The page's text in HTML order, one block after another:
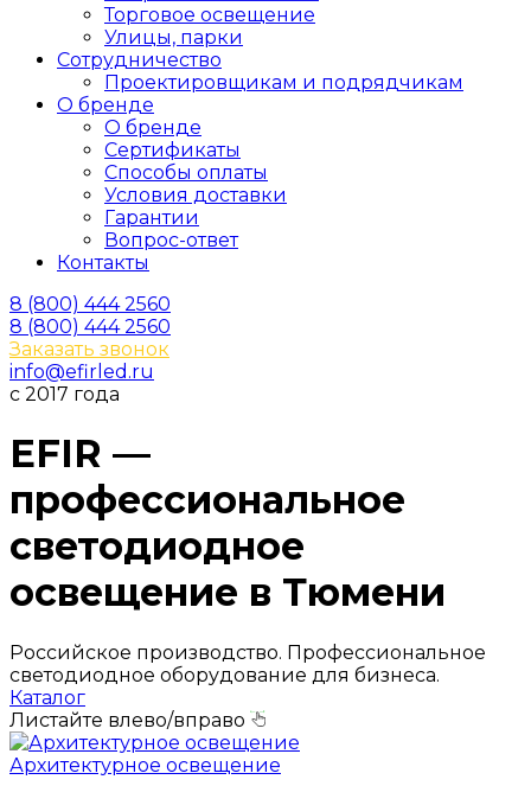
Торговое освещение
Улицы, парки
Сотрудничество
Проектировщикам и подрядчикам
О бренде
О бренде
Сертификаты
Способы оплаты
Условия доставки
Гарантии
Вопрос-ответ
Контакты
8 (800) 444 2560
8 (800) 444 2560
Заказать звонок
info@efirled.ru
с 2017 года
EFIR —
профессиональное
светодиодное
освещение в Тюмени
Российское производство. Профессиональное
светодиодное оборудование для бизнеса.
Каталог
Листайте влево/вправо
Архитектурное освещение